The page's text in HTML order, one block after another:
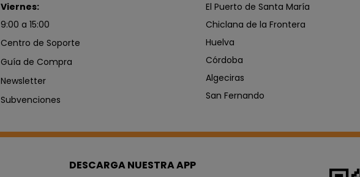
Viernes:
9:00 a 15:00
Centro de Soporte
Guía de Compra
Newsletter
Subvenciones
El Puerto de Santa María
Chiclana de la Frontera
Huelva
Córdoba
Algeciras
San Fernando
DESCARGA NUESTRA APP